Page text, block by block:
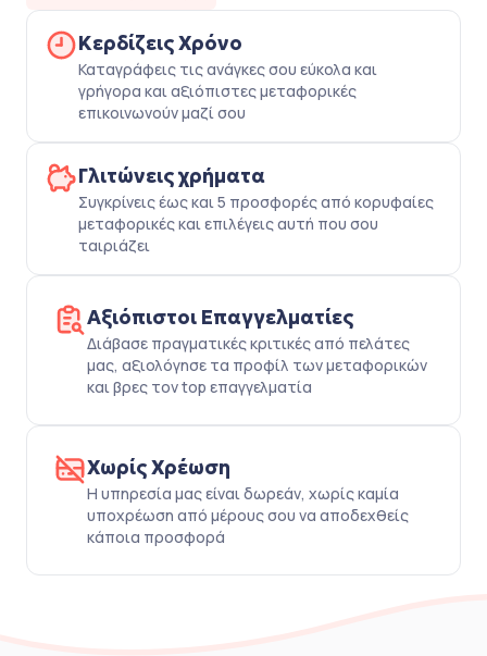
Κερδίζεις Χρόνο
Καταγράφεις τις ανάγκες σου εύκολα και
γρήγορα και αξιόπιστες μεταφορικές
επικοινωνούν μαζί σου
Γλιτώνεις χρήματα
Συγκρίνεις έως και 5 προσφορές από κορυφαίες
μεταφορικές και επιλέγεις αυτή που σου
ταιριάζει
Αξιόπιστοι Επαγγελματίες
Διάβασε πραγματικές κριτικές από πελάτες
μας, αξιολόγησε τα προφίλ των μεταφορικών
και βρες τον top επαγγελματία
Χωρίς Χρέωση
Η υπηρεσία μας είναι δωρεάν, χωρίς καμία
υποχρέωση από μέρους σου να αποδεχθείς
κάποια προσφορά